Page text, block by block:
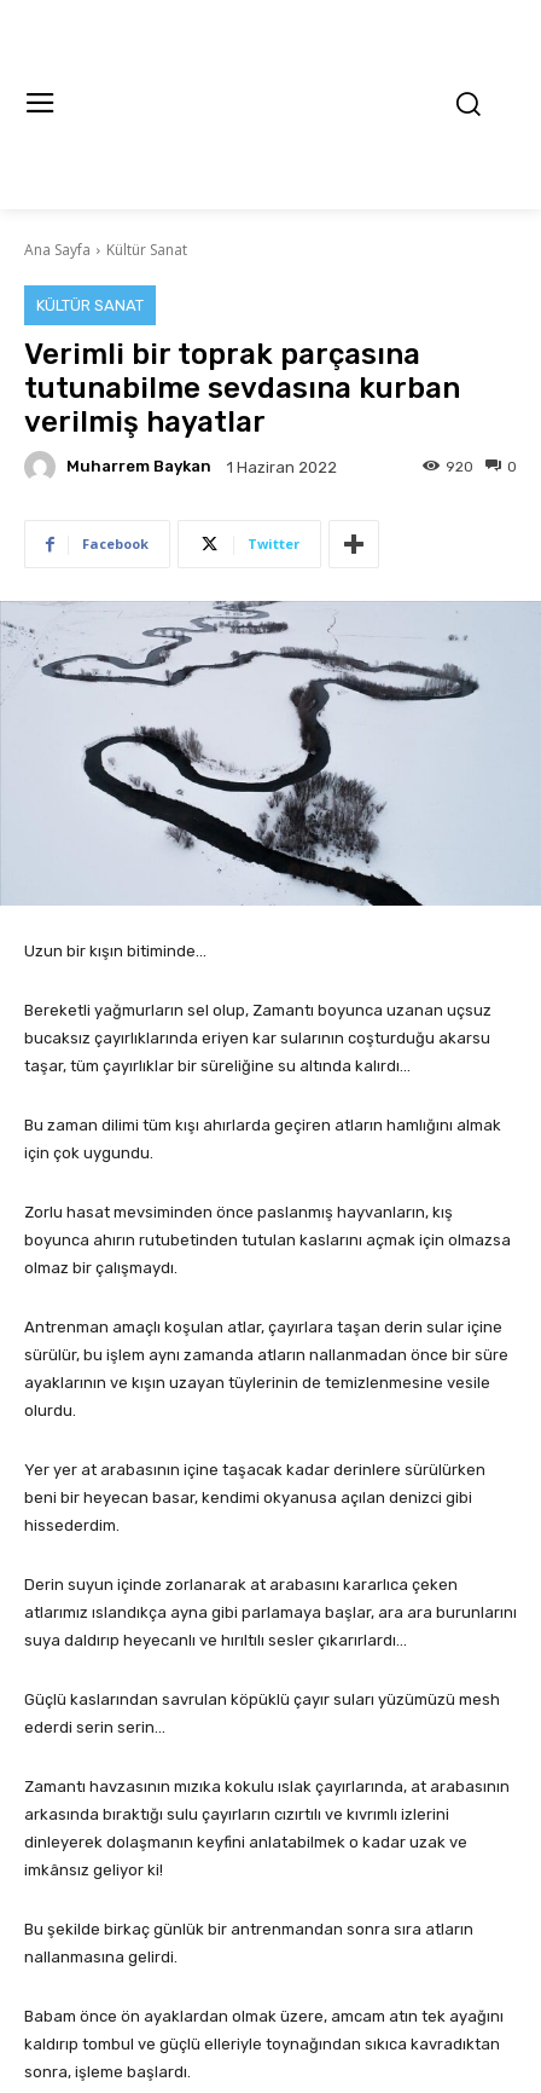
Ana Sayfa Kültür Sanat
KÜLTÜR SANAT
Verimli bir toprak parçasına
tutunabilme sevdasına kurban
verilmiş hayatlar
Muharrem Baykan 1 Haziran 2022 0
920
Facebook Twitter
Uzun bir kışın bitiminde…
Bereketli yağmurların sel olup, Zamantı boyunca uzanan uçsuz
bucaksız çayırlıklarında eriyen kar sularının coşturduğu akarsu
taşar, tüm çayırlıklar bir süreliğine su altında kalırdı…
Bu zaman dilimi tüm kışı ahırlarda geçiren atların hamlığını almak
için çok uygundu.
Zorlu hasat mevsiminden önce paslanmış hayvanların, kış
boyunca ahırın rutubetinden tutulan kaslarını açmak için olmazsa
olmaz bir çalışmaydı.
Antrenman amaçlı koşulan atlar, çayırlara taşan derin sular içine
sürülür, bu işlem aynı zamanda atların nallanmadan önce bir süre
ayaklarının ve kışın uzayan tüylerinin de temizlenmesine vesile
olurdu.
Yer yer at arabasının içine taşacak kadar derinlere sürülürken
beni bir heyecan basar, kendimi okyanusa açılan denizci gibi
hissederdim.
Derin suyun içinde zorlanarak at arabasını kararlıca çeken
atlarımız ıslandıkça ayna gibi parlamaya başlar, ara ara burunlarını
suya daldırıp heyecanlı ve hırıltılı sesler çıkarırlardı…
Güçlü kaslarından savrulan köpüklü çayır suları yüzümüzü mesh
ederdi serin serin…
Zamantı havzasının mızıka kokulu ıslak çayırlarında, at arabasının
arkasında bıraktığı sulu çayırların cızırtılı ve kıvrımlı izlerini
dinleyerek dolaşmanın keyfini anlatabilmek o kadar uzak ve
imkânsız geliyor ki!
Bu şekilde birkaç günlük bir antrenmandan sonra sıra atların
nallanmasına gelirdi.
Babam önce ön ayaklardan olmak üzere, amcam atın tek ayağını
kaldırıp tombul ve güçlü elleriyle toynağından sıkıca kavradıktan
sonra, işleme başlardı.